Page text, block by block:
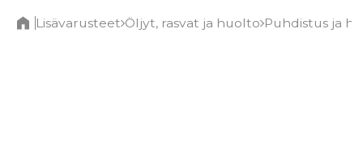
Lisävarusteet Öljyt, rasvat ja huolto Puhdistus ja